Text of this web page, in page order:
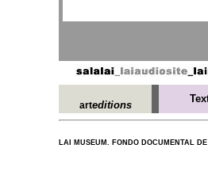
arteditions
LAI MUSEUM. FONDO DOCUMENTAL